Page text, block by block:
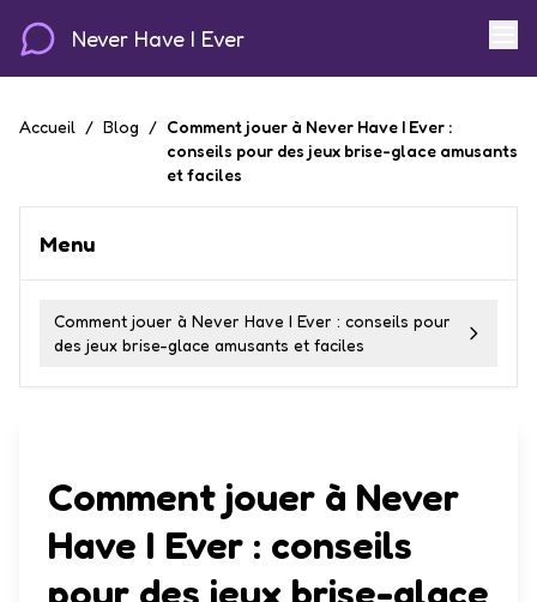
Never Have I Ever
Accueil / Blog / Comment jouer à Never Have I Ever :
conseils pour des jeux brise-glace amusants
et faciles
Menu
Comment jouer à Never Have I Ever : conseils pour
des jeux brise-glace amusants et faciles
Comment jouer à Never
Have I Ever : conseils